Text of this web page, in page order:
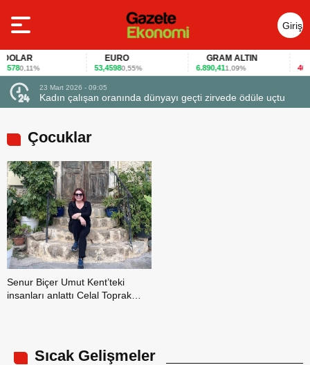
Giriş
Yap
0,11%
EURO
53,45980,55%
GRAM ALTIN
6.890,411,09% 40,65
23 Mart 2026 - 09:05
Kadın çalışan oranında dünyayı geçti zirvede ödüle uçtu
Çocuklar
Senur Biçer Umut Kent’teki
insanları anlattı Celal Toprak
Sıcak Gelişmeler